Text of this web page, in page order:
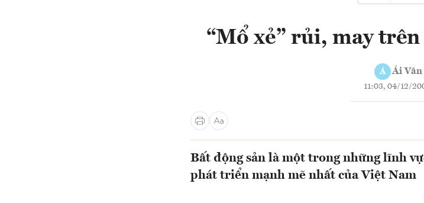
“Mổ xẻ” rủi, may
Á Ái Vân
11:03, 04/12/
Bất động sản là một trong những lĩnh
phát triển mạnh mẽ nhất của Việt Nam